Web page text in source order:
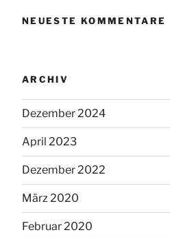
NEUESTE KOMMENTARE
ARCHIV
Dezember 2024
April 2023
Dezember 2022
März 2020
Februar 2020